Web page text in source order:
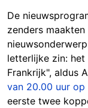
De
zenders
letterlijke zin:
Frankrijk", aldus
van 20.00 uur op
eerste twee